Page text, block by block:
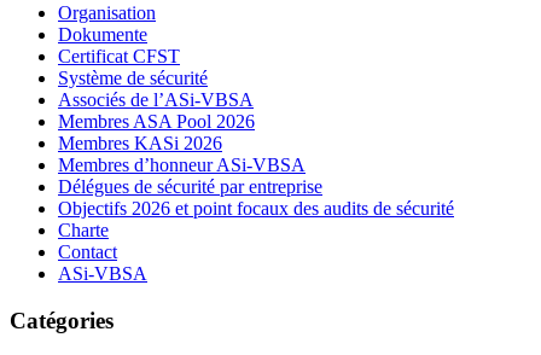
Organisation
Dokumente
Certificat CFST
Système de sécurité
Associés de l’ASi-VBSA
Membres ASA Pool 2026
Membres KASi 2026
Membres d’honneur ASi-VBSA
Délégues de sécurité par entreprise
Objectifs 2026 et point focaux des audits de sécurité
Charte
Contact
ASi-VBSA
Catégories